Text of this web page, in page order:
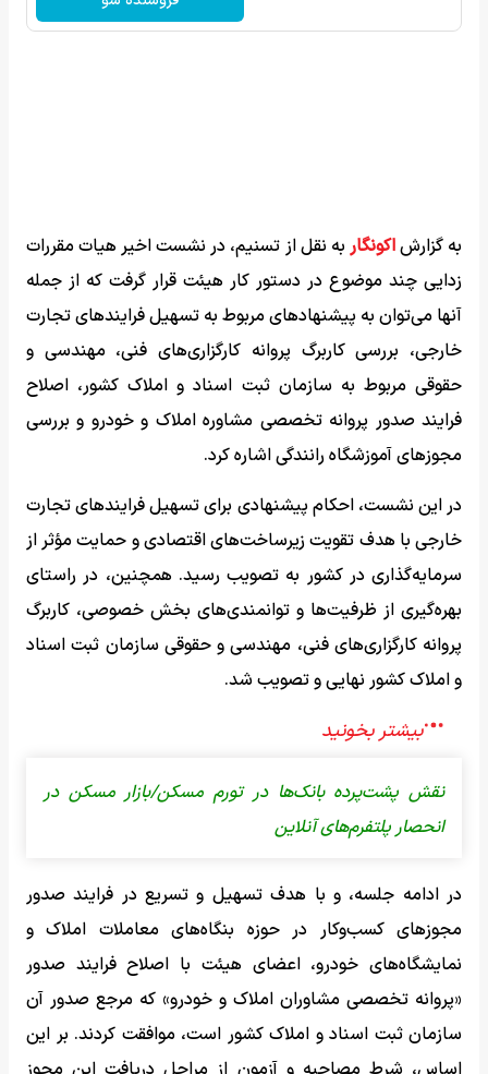
به گزارشاکونگار به نقل از تسنیم، در نشست اخیر هیات مقررات
زدایی چند موضوع در دستور کار هیئت قرار گرفت که از جمله
آنها می‌توان به پیشنهاد‌های مربوط به تسهیل فرایند‌های تجارت
خارجی، بررسی کاربرگ پروانه کارگزاری‌های فنی، مهندسی و
حقوقی مربوط به سازمان ثبت اسناد و املاک کشور، اصلاح
فرایند صدور پروانه تخصصی مشاوره املاک و خودرو و بررسی
مجوز‌های آموزشگاه رانندگی اشاره کرد.
در این نشست، احکام پیشنهادی برای تسهیل فرایند‌های تجارت
خارجی با هدف تقویت زیرساخت‌های اقتصادی و حمایت مؤثر از
سرمایه‌گذاری در کشور به تصویب رسید. همچنین، در راستای
بهره‌گیری از ظرفیت‌ها و توانمندی‌های بخش خصوصی، کاربرگ
پروانه کارگزاری‌های فنی، مهندسی و حقوقی سازمان ثبت اسناد
و املاک کشور نهایی و تصویب شد.
نقش پشت‌پرده بانک‌ها در تورم مسکن/بازار مسکن در
انحصار پلتفرم‌های آنلاین
در ادامه جلسه، و با هدف تسهیل و تسریع در فرایند صدور
مجوز‌های کسب‌وکار در حوزه بنگاه‌های معاملات املاک و
نمایشگاه‌های خودرو، اعضای هیئت با اصلاح فرایند صدور
«پروانه تخصصی مشاوران املاک و خودرو» که مرجع صدور آن
سازمان ثبت اسناد و املاک کشور است، موافقت کردند. بر این